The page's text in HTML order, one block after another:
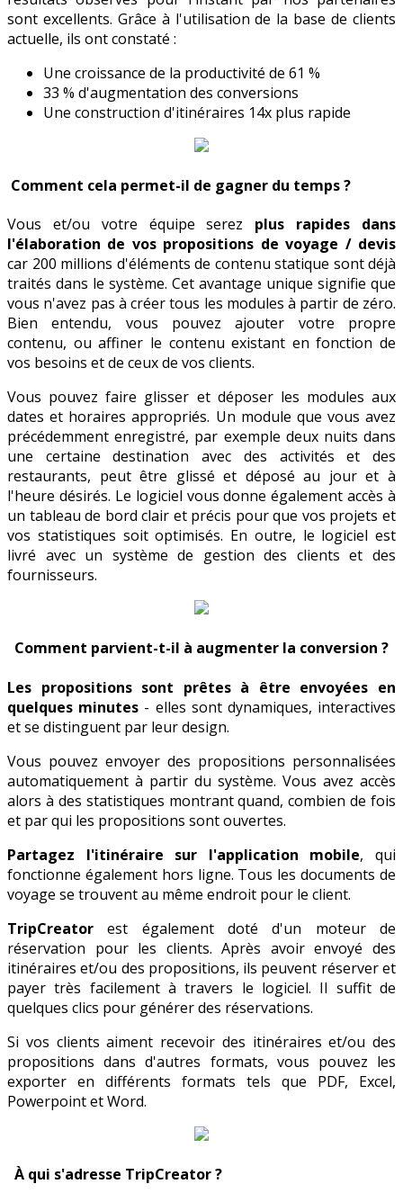
sont excellents. Grâce à l'utilisation de la base de clients
actuelle, ils ont constaté :
Une croissance de la productivité de 61 %
33 % d'augmentation des conversions
Une construction d'itinéraires 14x plus rapide
Comment cela permet-il de gagner du temps ?
Vous et/ou votre équipe serez plus rapides dans
l'élaboration de vos propositions de voyage / devis
car 200 millions d'éléments de contenu statique sont déjà
traités dans le système. Cet avantage unique signifie que
vous n'avez pas à créer tous les modules à partir de zéro.
Bien entendu, vous pouvez ajouter votre propre
contenu, ou affiner le contenu existant en fonction de
vos besoins et de ceux de vos clients.
Vous pouvez faire glisser et déposer les modules aux
dates et horaires appropriés. Un module que vous avez
précédemment enregistré, par exemple deux nuits dans
une certaine destination avec des activités et des
restaurants, peut être glissé et déposé au jour et à
l'heure désirés. Le logiciel vous donne également accès à
un tableau de bord clair et précis pour que vos projets et
vos statistiques soit optimisés. En outre, le logiciel est
livré avec un système de gestion des clients et des
fournisseurs.
Comment parvient-t-il à augmenter la conversion ?
Les propositions sont prêtes à être envoyées en
quelques minutes - elles sont dynamiques, interactives
et se distinguent par leur design.
Vous pouvez envoyer des propositions personnalisées
automatiquement à partir du système. Vous avez accès
alors à des statistiques montrant quand, combien de fois
et par qui les propositions sont ouvertes.
Partagez l'itinéraire sur l'application mobile, qui
fonctionne également hors ligne. Tous les documents de
voyage se trouvent au même endroit pour le client.
TripCreatorest également doté d'un moteur de
réservation pour les clients. Après avoir envoyé des
itinéraires et/ou des propositions, ils peuvent réserver et
payer très facilement à travers le logiciel. Il suffit de
quelques clics pour générer des réservations.
Si vos clients aiment recevoir des itinéraires et/ou des
propositions dans d'autres formats, vous pouvez les
exporter en différents formats tels que PDF, Excel,
Powerpoint et Word.
À qui s'adresse TripCreator ?